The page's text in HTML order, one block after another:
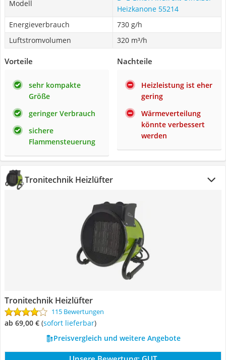
Modell
Heizkanone 55214
Energieverbrauch
730 g/h
Luftstromvolumen
320 m³/h
Vorteile
sehr kompakte
Größe
geringer Verbrauch
sichere
Flammensteuerung
Nachteile
Heizleistung ist eher
gering
Wärmeverteilung
könnte verbessert
werden
Tronitechnik Heizlüfter
Tronitechnik Heizlüfter
115 Bewertungen
ab 69,00 € ( Sofort lieferbar)
Preisvergleich und weitere Angebote